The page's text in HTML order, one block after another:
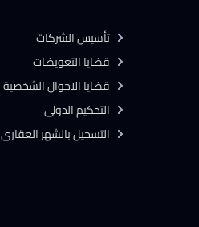
تأسيس الشركات
قضايا التعويضات
قضايا الاحوال الشخصية
التحكيم الدولى
التسجيل بالشهر العقارى